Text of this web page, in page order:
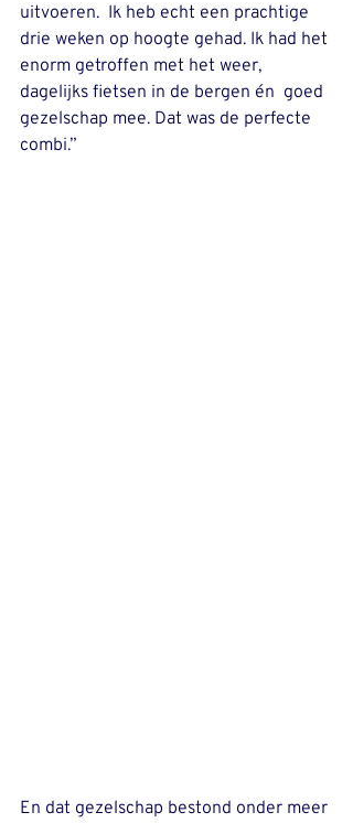
uitvoeren.  Ik heb echt een prachtige
drie weken op hoogte gehad. Ik had het
enorm getroffen met het weer,
dagelijks fietsen in de bergen én  goed
gezelschap mee. Dat was de perfecte
combi.”
En dat gezelschap bestond onder meer